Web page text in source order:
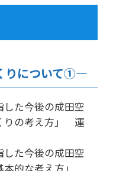
りについて①―
した今後の成田空
りの考え方」 運
した今後の成田空